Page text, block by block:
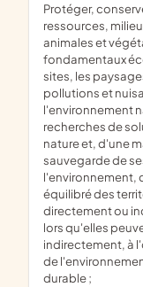
protéger, conserver et restaurer les espaces,
ressources,
animales et
fondamentaux
sites, les
pollutions et
l'environnement
recherches de
nature et, d'une
sauvegarde de
l'environnement,
équilibré des
directement ou
lors qu'elles
indirectement, à
de
durable ;